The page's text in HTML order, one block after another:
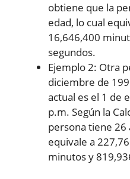
obtiene que la
edad, lo cual
16,646,400
segundos.
Ejemplo 2: Otra
diciembre de
actual es el 1 de
p.m. Según la
persona tiene 26
equivale a
minutos y